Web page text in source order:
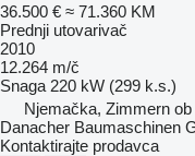
36.500 € ≈ 71.360 KM
Prednji utovarivač
2010
12.264 m/č
Snaga 220 kW (299 k.s.)
Njemačka, Zimmern
Danacher Baumaschinen
Kontaktirajte prodavca